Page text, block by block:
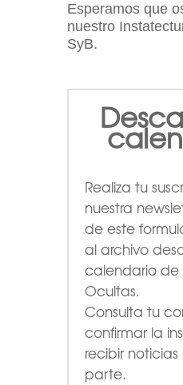
Esperamos que
nuestro
SyB.
Realiza tu
nuestra
de este
al archivo
calendario de
Ocultas.
Consulta tu
confirmar la
recibir
parte.